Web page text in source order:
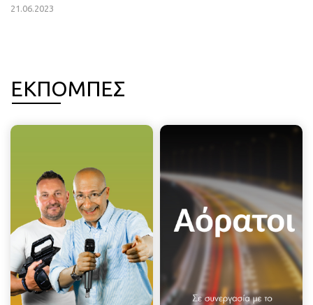
21.06.2023
ΕΚΠΟΜΠΕΣ